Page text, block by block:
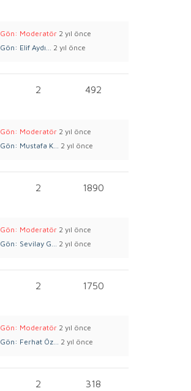
Gön: Moderatör 2 yıl önce
Gön: Elif Aydı... 2 yıl önce
492
2
Gön: Moderatör 2 yıl önce
Gön: Mustafa K... 2 yıl önce
1890
2
Gön: Moderatör 2 yıl önce
Gön: Sevilay G... 2 yıl önce
1750
2
Gön: Moderatör 2 yıl önce
Gön: Ferhat Öz... 2 yıl önce
318
2